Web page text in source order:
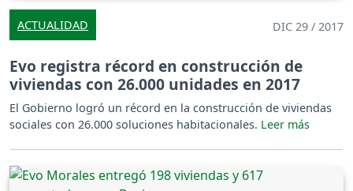
ACTUALIDAD DIC 29 / 2017
Evo registra récord en construcción de
viviendas con 26.000 unidades en 2017
El Gobierno logró un récord en la construcción de viviendas
sociales con 26.000 soluciones habitacionales.